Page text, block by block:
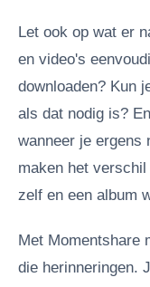
Let ook op wat er
en video's
downloaden? Kun
als dat nodig is?
wanneer je ergens
maken het
zelf en een album
Met Momentshare
die herinneringen.